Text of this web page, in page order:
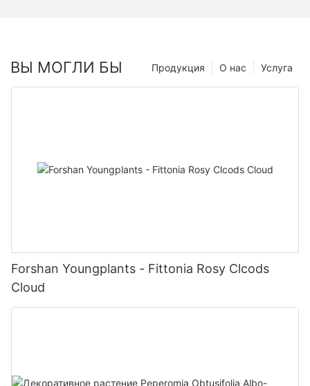
ВЫ МОГЛИ БЫ Услуга
О нас
Продукция
Forshan Youngplants - Fittonia Rosy Clcods
Cloud